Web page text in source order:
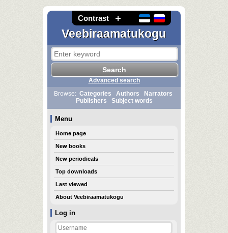
Contrast
Veebiraamatukogu
Log in
Advanced search
Browse: Categories Authors
Narrators
Publishers
Subject words
Menu
Home page
New books
New periodicals
Top downloads
Last viewed
About Veebiraamatukogu